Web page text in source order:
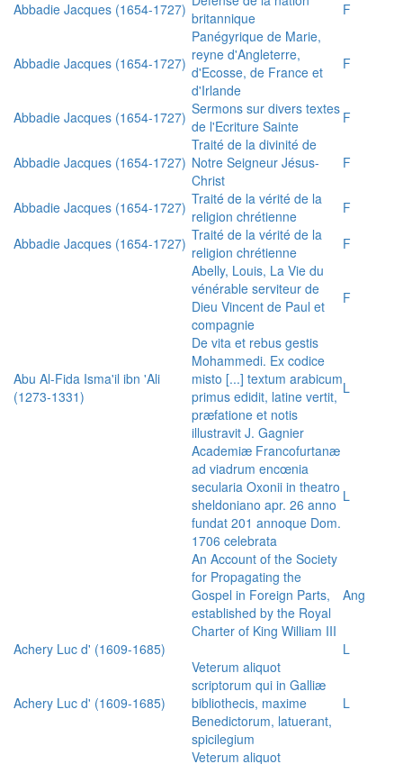
Abbadie Jacques (1654-1727) britannique
F
Abbadie Jacques (1654-1727)
Panégyrique de Marie,
reyne d'Angleterre,
d'Ecosse, de France et
d'Irlande
F
Abbadie Jacques (1654-1727) Sermons sur divers textes
de l'Ecriture Sainte
F
Abbadie Jacques (1654-1727)
Traité de la divinité de
Notre Seigneur Jésus-
Christ
F
Abbadie Jacques (1654-1727) Traité de la vérité de la
religion chrétienne
F
Abbadie Jacques (1654-1727) Traité de la vérité de la
religion chrétienne
F
Abelly, Louis, La Vie du
vénérable serviteur de
Dieu Vincent de Paul et
compagnie
F
Abu Al-Fida Isma'il ibn 'Ali
(1273-1331)
De vita et rebus gestis
Mohammedi. Ex codice
misto [...] textum arabicum
primus edidit, latine vertit,
præfatione et notis
illustravit J. Gagnier
L
Academiæ Francofurtanæ
ad viadrum encœnia
secularia Oxonii in theatro
sheldoniano apr. 26 anno
fundat 201 annoque Dom.
1706 celebrata
L
An Account of the Society
for Propagating the
Gospel in Foreign Parts,
established by the Royal
Charter of King William III
Ang
Achery Luc d' (1609-1685) L
Achery Luc d' (1609-1685)
Veterum aliquot
scriptorum qui in Galliæ
bibliothecis, maxime
Benedictorum, latuerant,
spicilegium
L
Veterum aliquot